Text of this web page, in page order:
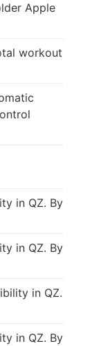
Apple
workout
in QZ. By
in QZ. By
in QZ.
in QZ. By